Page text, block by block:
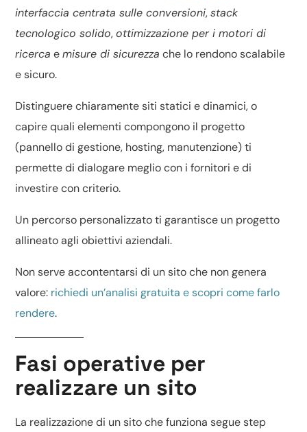
interfaccia centrata sulle conversioni,stack
tecnologico solido,ottimizzazione per i motori di
ricerca emisure di sicurezza che lo rendono scalabile
e sicuro.
Distinguere chiaramentesiti statici e dinamici, o
capirequali elementi compongono il progetto
(pannello di gestione, hosting, manutenzione) ti
permette di dialogare meglio con i fornitori e di
investire con criterio.
Un percorso personalizzato ti garantisce un progetto
allineato agli obiettivi aziendali.
Non serve accontentarsi di un sito che non genera
valore: richiedi un’analisi gratuita e scopri come farlo
rendere.
Fasi operative per
realizzare un sito
La realizzazione di un sito che funziona segue step